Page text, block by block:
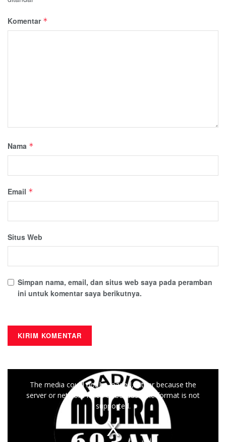
Komentar *
Nama *
Email *
Situs Web
Simpan nama, email, dan situs web saya pada peramban
ini untuk komentar saya berikutnya.
The media could not be loaded, either because the
server or network failed or because the format is not
supported.